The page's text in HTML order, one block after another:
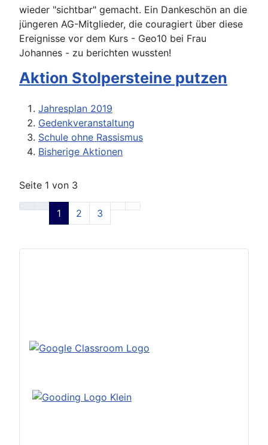
Aktion Stolpersteine putzen
Jahresplan 2019
Gedenkveranstaltung
Schule ohne Rassismus
Bisherige Aktionen
Seite 1 von 3
1 2 3